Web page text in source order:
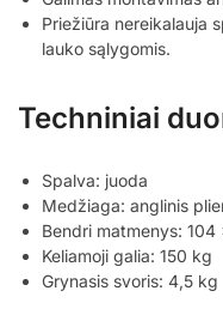
Priežiūra nereikalauja
lauko sąlygomis.
Techniniai
Spalva: juoda
Medžiaga: anglinis
Bendri matmenys:
Keliamoji galia: 150 kg
Grynasis svoris: 4,5 kg